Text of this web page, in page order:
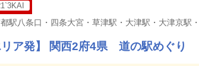
リア発】 関西2府4県 道の駅めぐり